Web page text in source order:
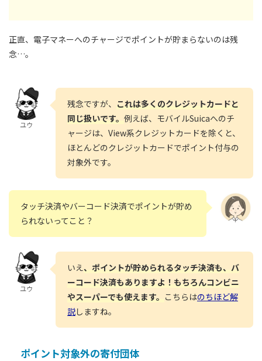
正直、電子マネーへのチャージでポイントが貯まらないのは残
念…。
ユウ
残念ですが、 これは多くのクレジットカードと
同じ扱いです。 例えば、モバイルSuicaへのチ
ャージは、View系クレジットカードを除くと、
ほとんどのクレジットカードでポイント付与の
対象外です。
タッチ決済やバーコード決済でポイントが貯め
られないってこと？
ユウ
いえ、ポイントが貯められるタッチ決済も、バ
ーコード決済もありますよ！もちろんコンビニ
やスーパーでも使えます。 こちらはのちほど解
説しますね。
ポイント対象外の寄付団体